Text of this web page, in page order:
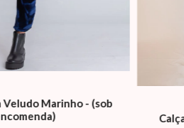
Veludo Marinho - (sob